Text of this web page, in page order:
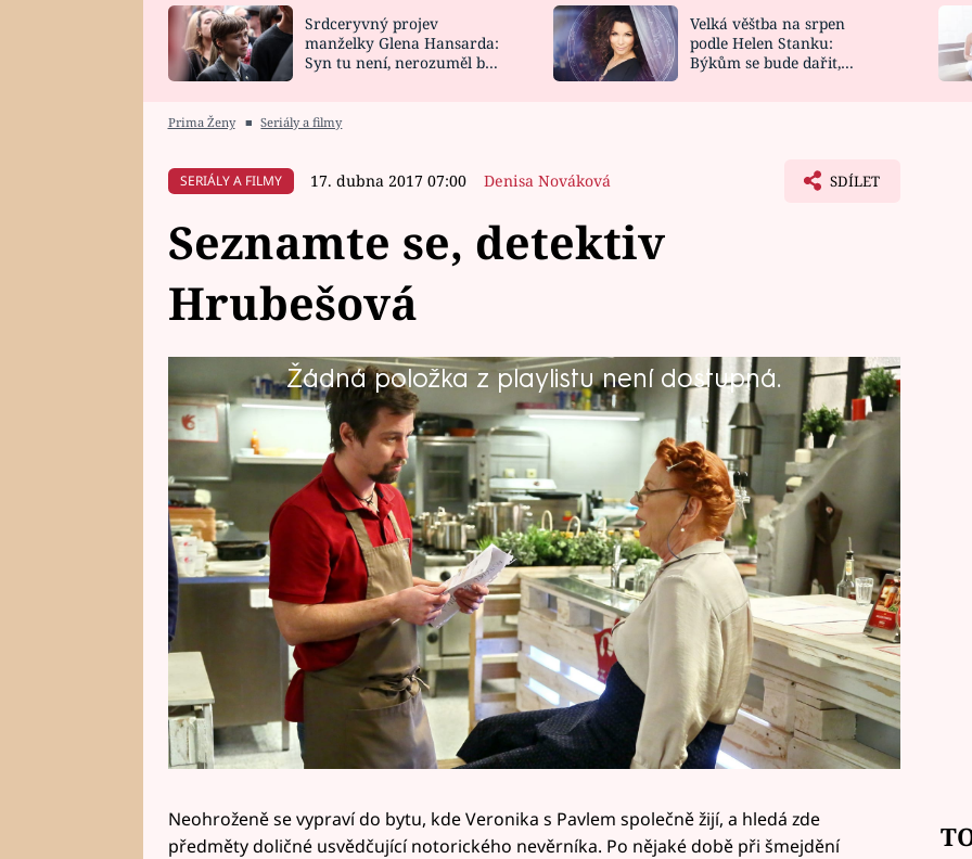
HOROSKOP NA
CELEBRITY
VAŘENÍ
NOVINKY
VIDEORECEPTY
DESIGN
Srdceryvný projev
manželky Glena Hansarda:
Syn tu není, nerozuměl by
Velká věštba na srpen
podle Helen Stanku:
Býkům se bude dařit,
Prima Ženy ■ Seriály a filmy
SERIÁLY A FILMY 17. dubna 2017 07:00 Denisa Nováková SDÍLET
Seznamte se, detektiv
Hrubešová
Žádná položka z playlistu není dostupná.
Ve snaze objevit důkaz o Pavlově nevěře je paní Hrubešová schopna
transformovat se skoro do Sherlocka Holmese.
Neohroženě se vypraví do bytu, kde Veronika s Pavlem společně žijí, a hledá zde
předměty doličné usvědčující notorického nevěrníka. Po nějaké době při šmejdění